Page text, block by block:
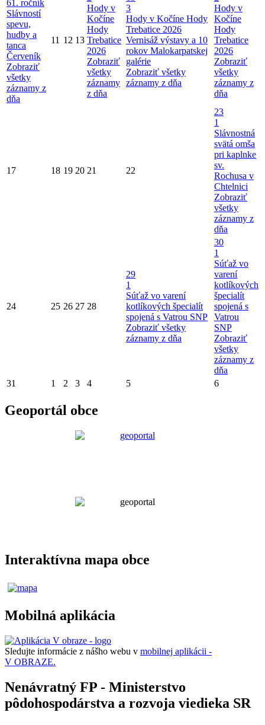
61. ročník
Slávností
spevu,
hudby a
tanca
Červeník
Zobraziť
všetky
záznamy z
dňa
11 12 13
Hody v
Kočíne
Hody
Trebatice
2026
Zobraziť
všetky
záznamy
z dňa
3
Hody v Kočíne Hody
Trebatice 2026
Vernisáž výstavy a 10
rokov Malokarpatskej
galérie
Zobraziť všetky
záznamy z dňa
Hody v
Kočíne
Hody
Trebatice
2026
Zobraziť
všetky
záznamy z
dňa
17 18 19 20 21 22
23
1
Slávnostná
svätá omša
pri kaplnke
sv.
Rochusa v
Chtelnici
Zobraziť
všetky
záznamy z
dňa
24 25 26 27 28
29
1
Súťaž vo varení
kotlíkových špecialít
spojená s Vatrou SNP
Zobraziť všetky
záznamy z dňa
30
1
Súťaž vo
varení
kotlíkových
špecialít
spojená s
Vatrou
SNP
Zobraziť
všetky
záznamy z
dňa
31
1 2 3 4 5 6
Geoportál obce
Interaktívna mapa obce
Mobilná aplikácia
Sledujte informácie z nášho webu v mobilnej aplikácii -
V OBRAZE.
Nenávratný FP - Ministerstvo
pôdohospodárstva a rozvoja viedieka SR